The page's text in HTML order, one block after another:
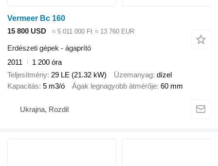
Vermeer Bc 160
15 800 USD
≈ 5 011 000 Ft ≈ 13 760 EUR
Erdészeti gépek - ágaprító
2011
1 200 óra
Teljesítmény 29 LE (21.32 kW) Üzemanyag dízel
Kapacitás 5 m3/ó Ágak legnagyobb átmérője 60 mm
Ukrajna, Rozdil